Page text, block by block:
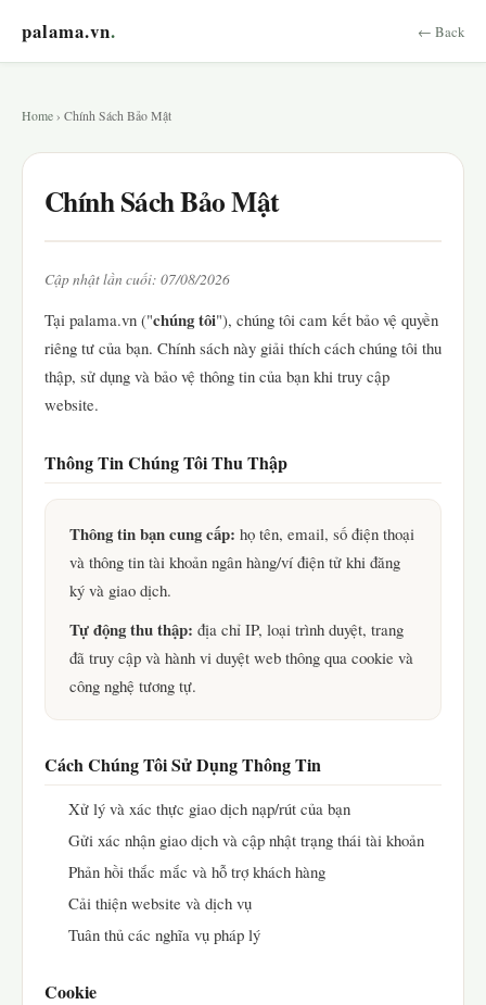
palama.vn. ← Back
Home › Chính Sách Bảo Mật
Chính Sách Bảo Mật
Cập nhật lần cuối: 07/08/2026
Tại palama.vn ("chúng tôi"), chúng tôi cam kết bảo vệ quyền
riêng tư của bạn. Chính sách này giải thích cách chúng tôi thu
thập, sử dụng và bảo vệ thông tin của bạn khi truy cập
website.
Thông Tin Chúng Tôi Thu Thập
Thông tin bạn cung cấp: họ tên, email, số điện thoại
và thông tin tài khoản ngân hàng/ví điện tử khi đăng
ký và giao dịch.
Tự động thu thập: địa chỉ IP, loại trình duyệt, trang
đã truy cập và hành vi duyệt web thông qua cookie và
công nghệ tương tự.
Cách Chúng Tôi Sử Dụng Thông Tin
Xử lý và xác thực giao dịch nạp/rút của bạn
Gửi xác nhận giao dịch và cập nhật trạng thái tài khoản
Phản hồi thắc mắc và hỗ trợ khách hàng
Cải thiện website và dịch vụ
Tuân thủ các nghĩa vụ pháp lý
Cookie